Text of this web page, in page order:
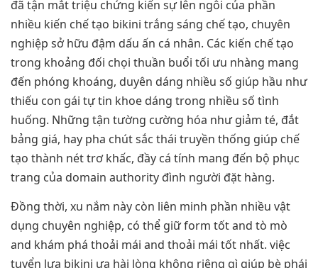
đã tận mắt triệu chứng kiến sự lên ngôi của phần
nhiều kiến chế tạo bikini trắng sáng chế tạo, chuyên
nghiệp sở hữu đậm dấu ấn cá nhân. Các kiến chế tạo
trong khoảng đối chọi thuần buổi tối ưu nhàng mang
đến phóng khoáng, duyên dáng nhiều số giúp hầu như
thiếu con gái tự tin khoe dáng trong nhiều số tình
huống. Những tận tường cường hóa như giảm té, đắt
bảng giá, hay pha chút sắc thái truyền thống giúp chế
tạo thành nét trơ khấc, đầy cá tính mang đến bộ phục
trang của domain authority đình người đặt hàng.
Đồng thời, xu nắm này còn liên minh phần nhiều vật
dụng chuyên nghiệp, có thể giữ form tốt and tò mò
and khám phá thoải mái and thoải mái tốt nhất. việc
tuyển lựa bikini ưa hài lòng không riêng gì giúp bè phái